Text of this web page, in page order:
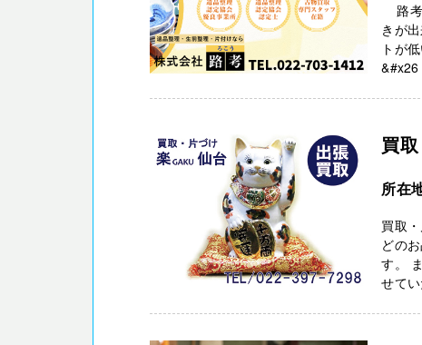
路考
きが
トが
&#x26
買
所在
買取
どの
す。
せて